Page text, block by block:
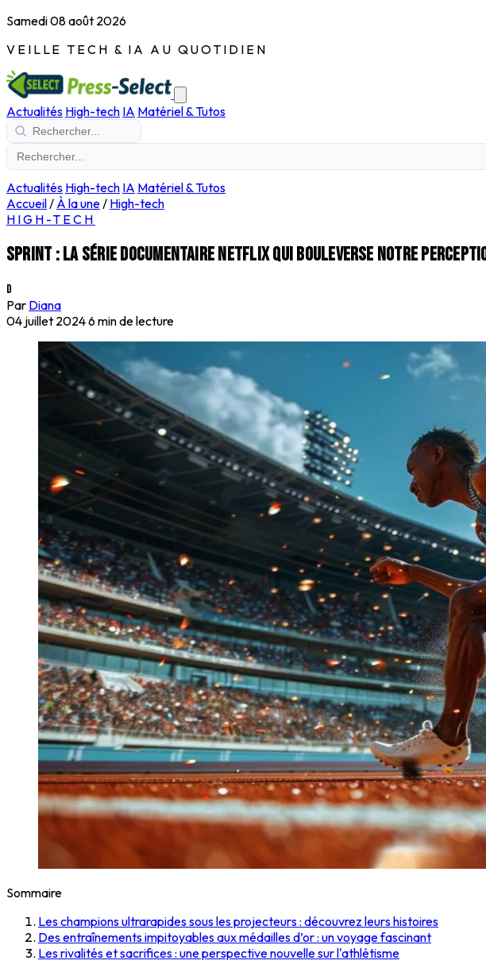
Samedi 08 août 2026
VEILLE TECH & IA AU QUOTIDIEN
Actualités High-tech IA Matériel & Tutos
Actualités High-tech IA Matériel & Tutos
Accueil/ À la une/ High-tech
HIGH-TECH
Sprint : la série documentaire Netflix qui bouleverse notre
D
Par Diana
04 juillet 20246 min de lecture
Sommaire
Les champions ultrarapides sous les projecteurs : découvrez leurs histoires
Des entraînements impitoyables aux médailles d’or : un voyage fascinant
Les rivalités et sacrifices : une perspective nouvelle sur l'athlétisme